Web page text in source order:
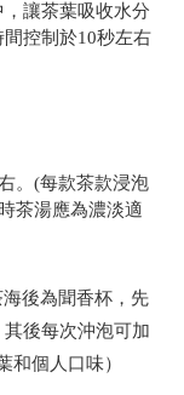
讓茶葉吸收水分
控制於10秒左右
。(每款茶款浸泡
茶湯應為濃淡適
後為聞香杯，先
後每次沖泡可加
和個人口味）